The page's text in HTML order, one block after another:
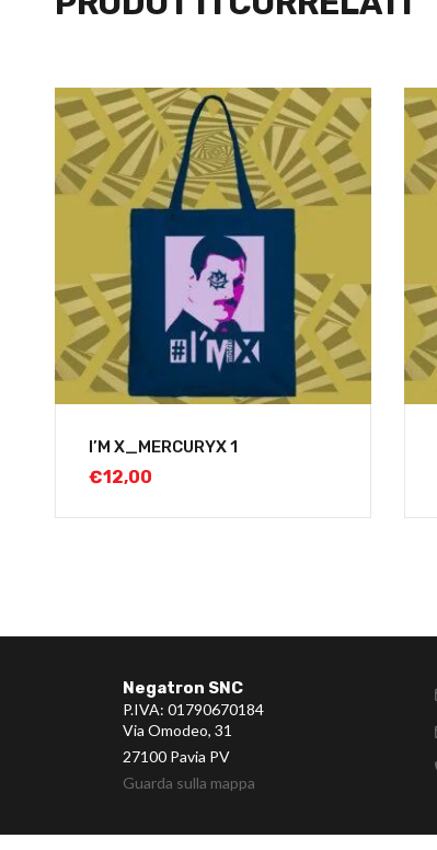
I’M X_MERCURYX 1
€12,00
Negatron SNC
P.IVA: 01790670184
Via Omodeo, 31
27100 Pavia PV
Guarda sulla mappa